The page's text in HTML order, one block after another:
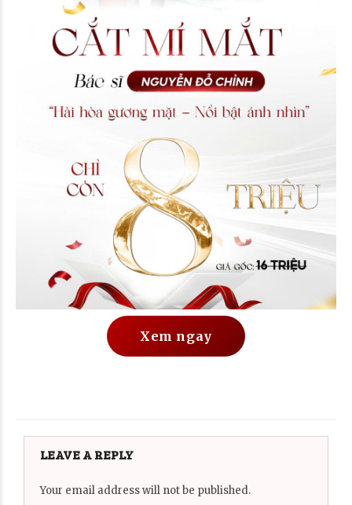
Xem ngay
LEAVE A REPLY
Your email address will not be published.